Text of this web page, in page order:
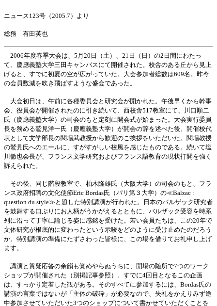
ニュース123号（2005.7）より
総務 有田英也
2006年度春季大会は、5月20日（土）、21日（日）の2日間にわたっ
て、慶應義塾大学三田キャンパスにて開催された。校舎のある丘から見上
げると、すでに初夏の空が広がっていた。大会参加者総数は609名。昨今
の会員数減を吹き飛ばすような盛会であった。
大会初日は、午前に各種委員会と研究会が開かれた。午後早くから幹事
会、役員会が開催されたのに引き続いて、西校舎517教室にて、川口順二
氏（慶應義塾大学）の司会のもと定刻に開会式が始まった。大会実行委員
長を務める鷲見洋一氏（慶應義塾大学）が開会の辞を述べた後、開催校代
表として文学部長の関場武教授から歓迎のご挨拶をいただいた。関場教授
の鷲見氏へのエールに、すがすがしい校風を感じたものである。続いて塩
川徹也会長が、フランス文学研究およびフランス語教育の現状打開を強く
訴えられた。
その後、同じ階段教室で、柏木隆雄氏（大阪大学）の司会のもと、フラ
ンス政府招聘の文化使節Eric Bordas氏（パリ第３大学）の≪Balzac :
question du style≫と題した特別講演が行われた。日本のバルザック研究者
を鼓舞する口ぶりにお人柄がうかがえるとともに、バルザック受容を時系
列に沿って丁寧に論じる姿に感銘を受けた。若い会員たちは、この20年で
文体研究が根底的に変わったという示唆をどのように受け止めたのだろう
か。特別講演の準備にたずさわった皆様に、この場を借りてお礼申し上げ
ます。
講演と質疑応答の余韻も覚めやらぬうちに、開場の随所で7つのワーク
ショップが開催された（別掲記事参照）。すでに4回目となるこの企画
は、すっかり定着した観がある。そのすべてに参加するには、Bordas氏の
講演の言葉ではないが「主体の破砕」が必要なので、失礼をかえりみず途
中参加させていただいた3つのショップについて書かせていただくことを